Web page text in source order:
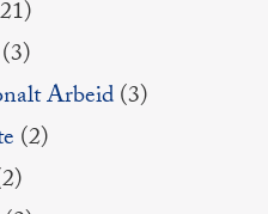
(3)
Arbeid(3)
(2)